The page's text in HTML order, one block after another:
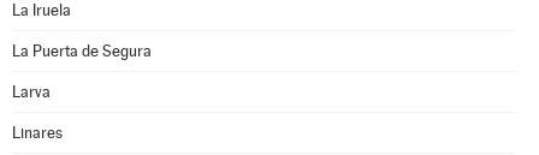
La Iruela
La Puerta de Segura
Larva
Linares